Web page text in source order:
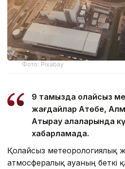
Фото: Pixabay
9 тамызда қолайсыз
жағдайлар Ақтөбе,
Атырау қалаларында
хабарламада.
Қолайсыз метеорологиялық
атмосфералық ауаның беткі